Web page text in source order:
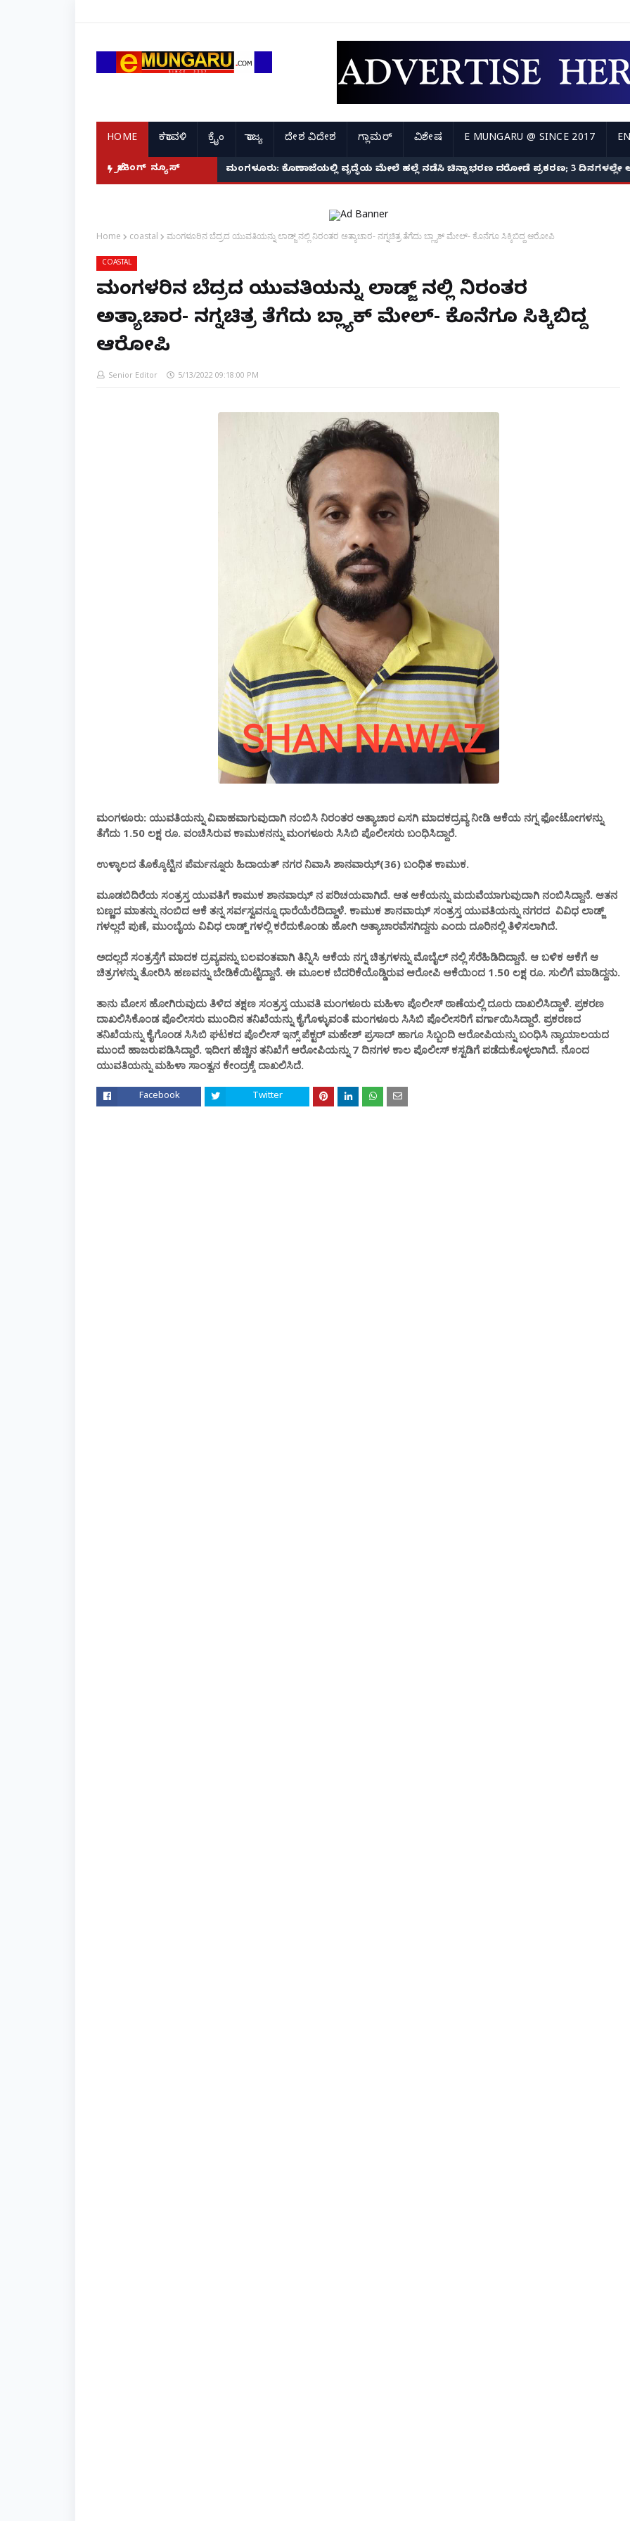
HOME ಕರಾವಳಿ ಕ್ರೈಂ ರಾಜ್ಯ ದೇಶ ವಿದೇಶ ಗ್ಲಾಮರ್ ವಿಶೇಷ E MUNGARU @ SINCE 2017
ಬ್ರೇಕಿಂಗ್ ನ್ಯೂಸ್ ಮಂಗಳೂರು: ಕೊಣಾಜೆಯಲ್ಲಿ ವೃದ್ಧೆಯ ಮೇಲೆ ಹಲ್ಲೆ ನಡೆಸಿ ಚಿನ್ನಾಭರಣ ದರೋಡೆ ಪ್ರಕರಣ; 3
Home coastal ಮಂಗಳೂರಿನ ಬೆದ್ರದ ಯುವತಿಯನ್ನು ಲಾಡ್ಜ್ ನಲ್ಲಿ ನಿರಂತರ ಅತ್ಯಾಚಾರ- ನಗ್ನಚಿತ್ರ ತೆಗೆದು ಬ್ಲ್ಯಾಕ್ ಮೇಲ್- ಕೊನೆಗೂ ಸಿಕ್ಕಿಬಿದ್ದ ಆರೋಪಿ
COASTAL
ಮಂಗಳೂರಿನ ಬೆದ್ರದ ಯುವತಿಯನ್ನು ಲಾಡ್ಜ್ ನಲ್ಲಿ ನಿರಂತರ
ಅತ್ಯಾಚಾರ- ನಗ್ನಚಿತ್ರ ತೆಗೆದು ಬ್ಲ್ಯಾಕ್ ಮೇಲ್- ಕೊನೆಗೂ ಸಿಕ್ಕಿಬಿದ್ದ
ಆರೋಪಿ
Senior Editor 5/13/2022 09:18:00 PM
ಮಂಗಳೂರು: ಯುವತಿಯನ್ನು ವಿವಾಹವಾಗುವುದಾಗಿ ನಂಬಿಸಿ‌ ನಿರಂತರ ಅತ್ಯಾಚಾರ ಎಸಗಿ ಮಾದಕದ್ರವ್ಯ ನೀಡಿ ಆಕೆಯ ನಗ್ನ ಫೋಟೋಗಳನ್ನು
ತೆಗೆದು 1.50 ಲಕ್ಷ ರೂ. ವಂಚಿಸಿರುವ ಕಾಮುಕನನ್ನು ಮಂಗಳೂರು ಸಿಸಿಬಿ ಪೊಲೀಸರು ಬಂಧಿಸಿದ್ದಾರೆ.
ಉಳ್ಳಾಲದ ತೊಕ್ಕೊಟ್ಟಿನ ಪೆರ್ಮನ್ನೂರು ಹಿದಾಯತ್ ನಗರ ನಿವಾಸಿ ಶಾನವಾಝ್(36) ಬಂಧಿತ ಕಾಮುಕ.
ಮೂಡಬಿದಿರೆಯ ಸಂತ್ರಸ್ತ ಯುವತಿಗೆ ಕಾಮುಕ ಶಾನವಾಝ್ ನ ಪರಿಚಯವಾಗಿದೆ. ಆತ ಆಕೆಯನ್ನು ಮದುವೆಯಾಗುವುದಾಗಿ ನಂಬಿಸಿದ್ದಾನೆ. ಆತನ
ಬಣ್ಣದ ಮಾತನ್ನು ನಂಬಿದ ಆಕೆ ತನ್ನ ಸರ್ವಸ್ವವನ್ನೂ ಧಾರೆಯೆರೆದಿದ್ದಾಳೆ. ಕಾಮುಕ ಶಾನವಾಝ್ ಸಂತ್ರಸ್ತ ಯುವತಿಯನ್ನು ನಗರದ ವಿವಿಧ ಲಾಡ್ಜ್
ಗಳಲ್ಲದೆ ಪುಣೆ, ಮುಂಬೈಯ ವಿವಿಧ ಲಾಡ್ಜ್ ಗಳಲ್ಲಿ ಕರೆದುಕೊಂಡು ಹೋಗಿ ಅತ್ಯಾಚಾರವೆಸಗಿದ್ದನು ಎಂದು ದೂರಿನಲ್ಲಿ ತಿಳಿಸಲಾಗಿದೆ.
ಅದಲ್ಲದೆ ಸಂತ್ರಸ್ತೆಗೆ ಮಾದಕ ದ್ರವ್ಯವನ್ನು ಬಲವಂತವಾಗಿ ತಿನ್ನಿಸಿ ಆಕೆಯ ನಗ್ನ ಚಿತ್ರಗಳನ್ನು ಮೊಬೈಲ್ ನಲ್ಲಿ ಸೆರೆಹಿಡಿದಿದ್ದಾನೆ. ಆ ಬಳಿಕ ಆಕೆಗೆ ಆ
ಚಿತ್ರಗಳನ್ನು ತೋರಿಸಿ ಹಣವನ್ನು ಬೇಡಿಕೆಯಿಟ್ಟಿದ್ದಾನೆ. ಈ ಮೂಲಕ ಬೆದರಿಕೆಯೊಡ್ಡಿರುವ ಆರೋಪಿ ಆಕೆಯಿಂದ 1.50 ಲಕ್ಷ ರೂ. ಸುಲಿಗೆ ಮಾಡಿದ್ದನು.
ತಾನು ಮೋಸ ಹೋಗಿರುವುದು ತಿಳಿದ ತಕ್ಷಣ ಸಂತ್ರಸ್ತ ಯುವತಿ ಮಂಗಳೂರು ಮಹಿಳಾ ಪೊಲೀಸ್ ಠಾಣೆಯಲ್ಲಿ ದೂರು ದಾಖಲಿಸಿದ್ದಾಳೆ. ಪ್ರಕರಣ
ದಾಖಲಿಸಿಕೊಂಡ ಪೊಲೀಸರು ಮುಂದಿನ ತನಿಖೆಯನ್ನು ಕೈಗೊಳ್ಳುವಂತೆ ಮಂಗಳೂರು ಸಿಸಿಬಿ ಪೊಲೀಸರಿಗೆ ವರ್ಗಾಯಿಸಿದ್ದಾರೆ. ಪ್ರಕರಣದ
ತನಿಖೆಯನ್ನು ಕೈಗೊಂಡ ಸಿಸಿಬಿ ಘಟಕದ ಪೊಲೀಸ್ ಇನ್ಸ್ ಪೆಕ್ಟರ್ ಮಹೇಶ್ ಪ್ರಸಾದ್ ಹಾಗೂ ಸಿಬ್ಬಂದಿ ಆರೋಪಿಯನ್ನು ಬಂಧಿಸಿ ನ್ಯಾಯಾಲಯದ
ಮುಂದೆ ಹಾಜರುಪಡಿಸಿದ್ದಾರೆ. ಇದೀಗ ಹೆಚ್ಚಿನ ತನಿಖೆಗೆ ಆರೋಪಿಯನ್ನು 7 ದಿನಗಳ ಕಾಲ ಪೊಲೀಸ್ ಕಸ್ಟಡಿಗೆ ಪಡೆದುಕೊಳ್ಳಲಾಗಿದೆ. ನೊಂದ
ಯುವತಿಯನ್ನು ಮಹಿಳಾ ಸಾಂತ್ವನ ಕೇಂದ್ರಕ್ಕೆ ದಾಖಲಿಸಿದೆ.
Facebook Twitter